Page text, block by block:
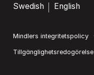
Swedish
English
Mindlers integritetspolicy
Tillgänglighetsredogörelse